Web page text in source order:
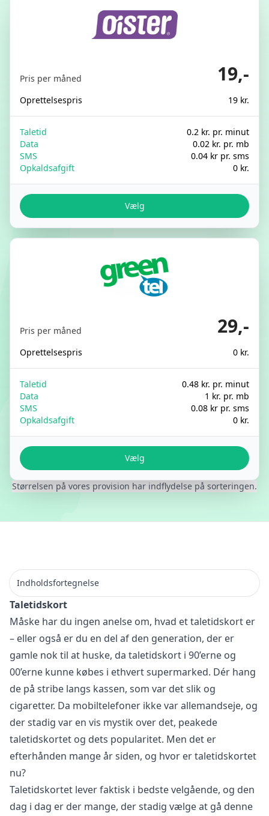
Pris per måned 19,-
Oprettelsespris 19 kr.
Taletid
0.2 kr. pr. minut
Data
0.02 kr. pr. mb
SMS
0.04 kr pr. sms
Opkaldsafgift
0 kr.
Vælg
Pris per måned 29,-
Oprettelsespris 0 kr.
Taletid
0.48 kr. pr. minut
Data
1 kr. pr. mb
SMS
0.08 kr pr. sms
Opkaldsafgift
0 kr.
Vælg
Størrelsen på vores provision har indflydelse på sorteringen.
Taletidskort
Måske har du ingen anelse om, hvad et taletidskort er
– eller også er du en del af den generation, der er
gamle nok til at huske, da taletidskort i 90’erne og
00’erne kunne købes i ethvert supermarked. Dér hang
de på stribe langs kassen, som var det slik og
cigaretter. Da mobiltelefoner ikke var allemandseje, og
der stadig var en vis mystik over det, peakede
taletidskortet og dets popularitet. Men det er
efterhånden mange år siden, og hvor er taletidskortet
nu?
Taletidskortet lever faktisk i bedste velgående, og den
dag i dag er der mange, der stadig vælge at gå denne
Indholdsfortegnelse